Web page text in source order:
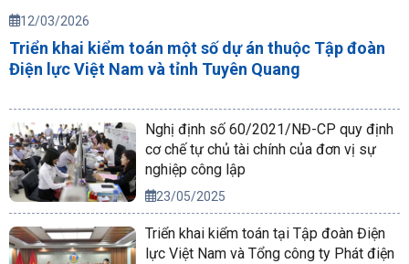
12/03/2026
Triển khai kiểm toán một số dự án thuộc Tập đoàn
Điện lực Việt Nam và tỉnh Tuyên Quang
Nghị định số 60/2021/NĐ-CP quy định
cơ chế tự chủ tài chính của đơn vị sự
nghiệp công lập
23/05/2025
Triển khai kiểm toán tại Tập đoàn Điện
lực Việt Nam và Tổng công ty Phát điện